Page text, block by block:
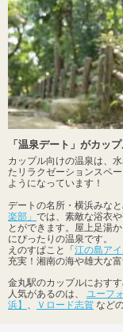
「温泉デート」がカッ
カップル向けの温泉は、
たリラクゼーションスペ
ようになっています！
デートの名所・横浜みな
楽部」 では、素敵な浴衣
とができます。屋上足湯
にぴったりの温泉です。
えのすぱこと「江の島ア
充実！湘南の海や雄大な
金丸駅のカップルにおす
人気があるのは、
ユーフ
浜】
Ｖロード志賀 など